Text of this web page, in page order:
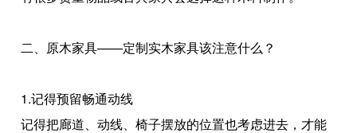
二、原木家具——定制实木家具该注意什么？
1.记得预留畅通动线
记得把廊道、动线、椅子摆放的位置也考虑进去，才能